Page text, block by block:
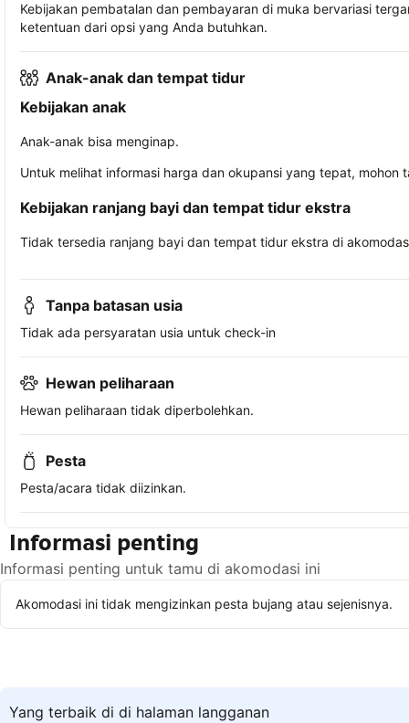
Kebijakan pembatalan dan pembayaran di muka bervariasi
ketentuan dari opsi yang Anda butuhkan.
Anak-anak dan tempat tidur
Kebijakan anak
Anak-anak bisa menginap.
Untuk melihat informasi harga dan okupansi yang tepat,
Kebijakan ranjang bayi dan tempat tidur ekstra
Tidak tersedia ranjang bayi dan tempat tidur ekstra di
Tanpa batasan usia
Tidak ada persyaratan usia untuk check-in
Hewan peliharaan
Hewan peliharaan tidak diperbolehkan.
Pesta
Pesta/acara tidak diizinkan.
Informasi penting
Informasi penting untuk tamu di akomodasi ini
Akomodasi ini tidak mengizinkan pesta bujang atau sejenisnya.
Yang terbaik di di halaman langganan